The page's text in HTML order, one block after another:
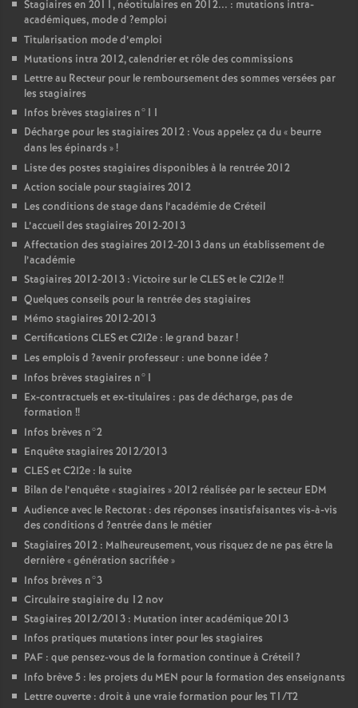
Stagiaires en 2011, néotitulaires en 2012... : mutations intra-
académiques, mode d ?emploi
Titularisation mode d’emploi
Mutations intra 2012, calendrier et rôle des commissions
Lettre au Recteur pour le remboursement des sommes versées par
les stagiaires
Infos brèves stagiaires n°11
Décharge pour les stagiaires 2012 : Vous appelez ça du « beurre
dans les épinards »!
Liste des postes stagiaires disponibles à la rentrée 2012
Action sociale pour stagiaires 2012
Les conditions de stage dans l’académie de Créteil
L’accueil des stagiaires 2012-2013
Affectation des stagiaires 2012-2013 dans un établissement de
l’académie
Stagiaires 2012-2013 : Victoire sur leCLESet le C2I2e!!
Quelques conseils pour la rentrée des stagiaires
Mémo stagiaires 2012-2013
Certifications CLESet C2I2e : le grand bazar!
Les emplois d ?avenir professeur : une bonne idée?
Infos brèves stagiaires n°1
Ex-contractuels et ex-titulaires : pas de décharge, pas de
formation !!
Infos brèves n°2
Enquête stagiaires 2012/2013
CLESet C2I2e : la suite
Bilan de l’enquête «stagiaires » 2012 réalisée par le secteur EDM
Audience avec le Rectorat : des réponses insatisfaisantes vis-à-vis
des conditions d ?entrée dans le métier
Stagiaires 2012 : Malheureusement, vous risquez de ne pas être la
dernière «génération sacrifiée»
Infos brèves n°3
Circulaire stagiaire du 12 nov
Stagiaires 2012/2013 : Mutation inter académique 2013
Infos pratiques mutations inter pour les stagiaires
PAF : que pensez-vous de la formation continue à Créteil?
Info brève 5 : les projets du MEN pour la formation des enseignants
Lettre ouverte : droit à une vraie formation pour les T1/T2